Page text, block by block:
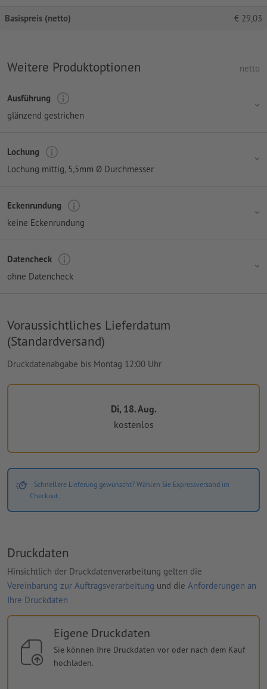
Basispreis (netto) € 29,03
Weitere Produktoptionen netto
Ausführung
glänzend gestrichen
Lochung
Lochung mittig, 5,5mm Ø Durchmesser
Eckenrundung
keine Eckenrundung
Datencheck
ohne Datencheck
Voraussichtliches Lieferdatum
(Standardversand)
Druckdatenabgabe bis Montag 12:00 Uhr
Di, 18. Aug.
kostenlos
Schnellere Lieferung gewünscht? Wählen Sie Expressversand im
Checkout.
Druckdaten
Hinsichtlich der Druckdatenverarbeitung gelten die
Vereinbarung zur Auftragsverarbeitung und die Anforderungen an
Ihre Druckdaten
Eigene Druckdaten
Sie können Ihre Druckdaten vor oder nach dem Kauf
hochladen.